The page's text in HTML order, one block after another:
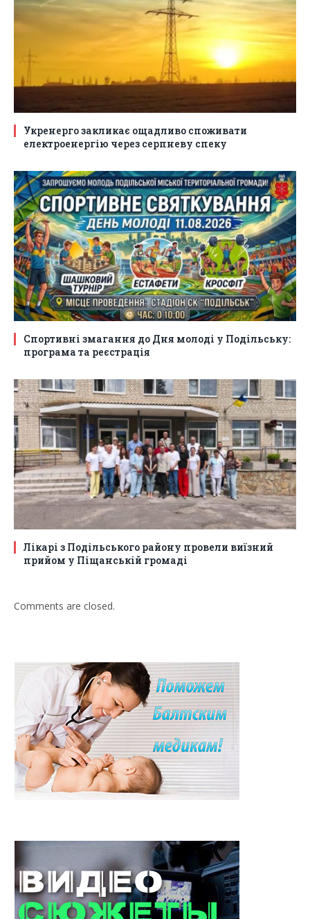
Укренерго закликає ощадливо споживати
електроенергію через серпневу спеку
Спортивні змагання до Дня молоді у Подільську:
програма та реєстрація
Лікарі з Подільського району провели виїзний
прийом у Піщанській громаді
Comments are closed.